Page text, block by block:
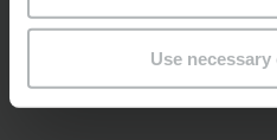
Use